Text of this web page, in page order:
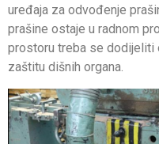
uređaja za odvođenje
prašine ostaje u radnom
prostoru treba se dodijeliti
zaštitu dišnih organa.